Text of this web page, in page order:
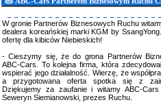
W gronie Partnerów Biznesowych Ruchu
dealera koreańskiej marki KGM by
ofertę dla kibiców Niebieskich!
- Cieszymy się, że do grona Partnerów
ABC-Cars. To kolejna firma, która
wspierać jego działalność. Wierzę, że
a przygotowana oferta spotka się z
Dziękujemy za zaufanie i witamy ABC-
Seweryn Siemianowski, prezes Ruchu.